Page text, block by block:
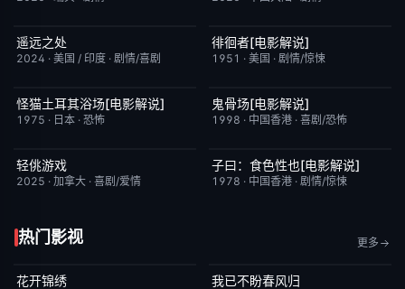
昨日更新
遥远之处
2024 · 美国 / 印度 · 剧情/喜剧
已完结
徘徊者[电影解说]
1951 · 美国 · 剧情/惊悚
已完结
怪猫土耳其浴场[电影解说]
1975 · 日本 · 恐怖
已完结
鬼骨场[电影解说]
1998 · 中国香港 · 喜剧/恐怖
本周更新
轻佻游戏
2025 · 加拿大 · 喜剧/爱情
已完结
子曰：食色性也[电影解说]
1978 · 中国香港 · 剧情/惊悚
热门影视 更多
更新至第4集
花开锦绣 完结
我已不盼春风归